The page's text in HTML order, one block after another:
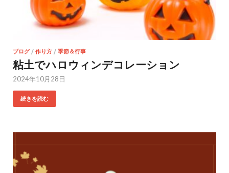
ブログ/ 作り方 / 季節＆行事
粘土でハロウィンデコレーション
2024年10月28日
続きを読む